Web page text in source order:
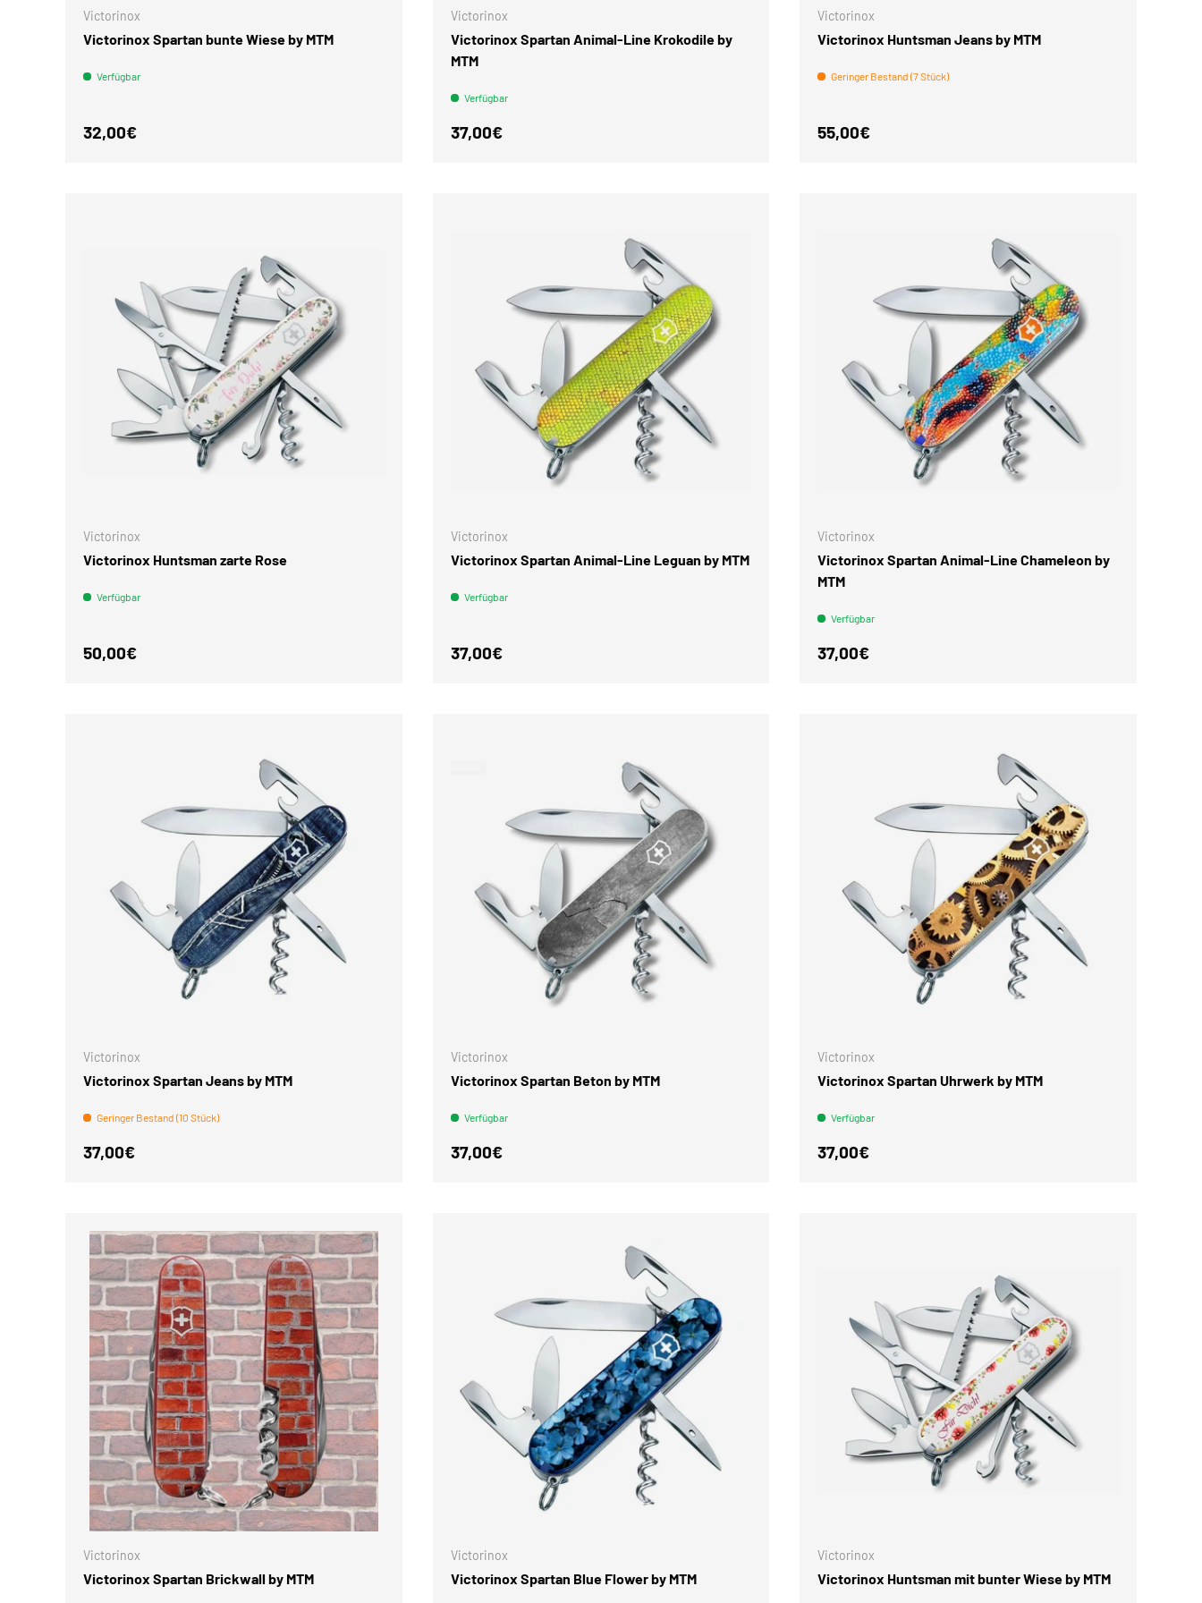
Victorinox
Victorinox Spartan bunte Wiese by MTM
Verfügbar
Normaler Preis
32,00€
Victorinox
Victorinox Spartan Animal-Line Krokodile by
MTM
Verfügbar
Normaler Preis
37,00€
Victorinox
Victorinox Huntsman Jeans by MTM
Geringer Bestand (7 Stück)
Normaler Preis
55,00€
Victorinox
Victorinox Huntsman zarte Rose
Verfügbar
Normaler Preis
50,00€
Victorinox
Victorinox Spartan Animal-Line Leguan by MTM
Verfügbar
Normaler Preis
37,00€
Victorinox
Victorinox Spartan Animal-Line Chameleon by
MTM
Verfügbar
Normaler Preis
37,00€
Victorinox
Victorinox Spartan Jeans by MTM
Geringer Bestand (10 Stück)
Normaler Preis
37,00€
Victorinox
Victorinox Spartan Beton by MTM
Verfügbar
Normaler Preis
37,00€
Victorinox
Victorinox Spartan Uhrwerk by MTM
Verfügbar
Normaler Preis
37,00€
Victorinox
Victorinox Spartan Brickwall by MTM
Victorinox
Victorinox Spartan Blue Flower by MTM
Victorinox
Victorinox Huntsman mit bunter Wiese by MTM